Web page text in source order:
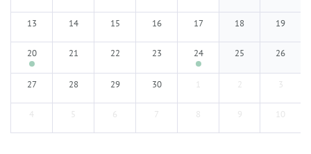
13 14 15 16 17 18 19
20 21 22 23 24 25 26
27 28 29 30 1 2 3
4 5 6 7 8 9 10